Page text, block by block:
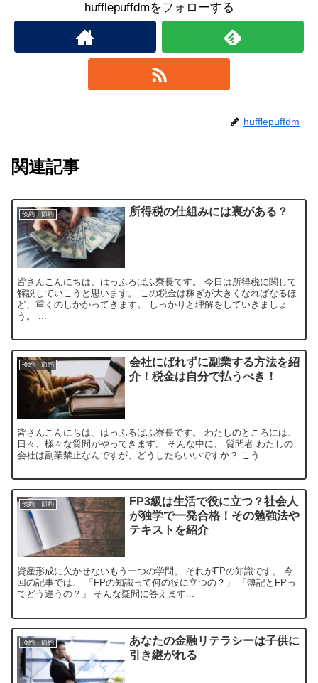
hufflepuffdmをフォローする
hufflepuffdm
関連記事
倹約・節約 所得税の仕組みには裏がある？
皆さんこんにちは、はっふるぱふ寮長です。 今日は所得税に関して
解説していこうと思います。 この税金は稼ぎが大きくなればなるほ
ど、重くのしかかってきます。 しっかりと理解をしていきましょ
う。 ...
倹約・節約
会社にばれずに副業する方法を紹
介！税金は自分で払うべき！
皆さんこんにちは、はっふるぱふ寮長です。 わたしのところには、
日々、様々な質問がやってきます。 そんな中に、 質問者 わたしの
会社は副業禁止なんですが、どうしたらいいですか？ こう...
倹約・節約
FP3級は生活で役に立つ？社会人
が独学で一発合格！その勉強法や
テキストを紹介
資産形成に欠かせないもう一つの学問。 それがFPの知識です。 今
回の記事では、 「FPの知識って何の役に立つの？」 「簿記とFPっ
てどう違うの？」 そんな疑問に答えます...
倹約・節約
あなたの金融リテラシーは子供に
引き継がれる